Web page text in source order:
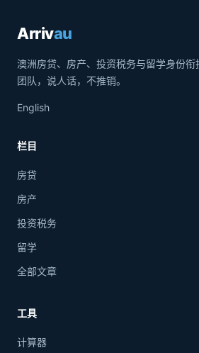
Arrivau
澳洲房贷、房产、投资税务与留学身份
团队，说人话，不推销。
English
栏目
房贷
房产
投资税务
留学
全部文章
工具
计算器